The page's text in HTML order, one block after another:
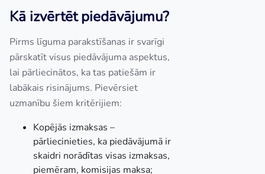
Kā izvērtēt piedāvājumu?
Pirms līguma parakstīšanas ir svarīgi
pārskatīt visus piedāvājuma aspektus,
lai pārliecinātos, ka tas patiešām ir
labākais risinājums. Pievērsiet
uzmanību šiem kritērijiem:
Kopējās izmaksas –
pārliecinieties, ka piedāvājumā ir
skaidri norādītas visas izmaksas,
piemēram, komisijas maksa;